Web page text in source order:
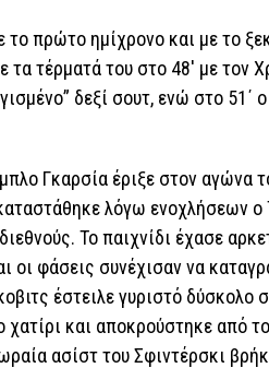
πρώτο ημίχρονο και με το
τα τέρματά του στο 48′ με τον
δεξί σουτ, ενώ στο
Γκαρσία έριξε στον αγώνα
λόγω ενοχλήσεων ο
Το παιχνίδι έχασε
οι φάσεις συνέχισαν να
έστειλε γυριστό δύσκολο
χατίρι και αποκρούστηκε από
ασίστ του Σφιντέρσκι